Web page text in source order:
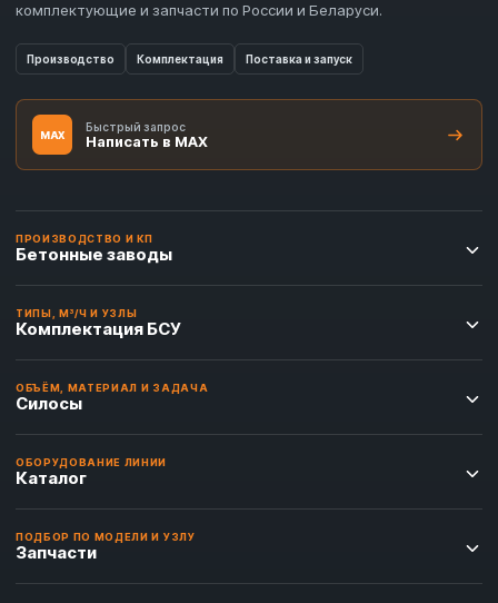
комплектующие и запчасти по России и Беларуси.
Производство Комплектация Поставка и запуск
MAX
Быстрый запрос
Написать в MAX
ПРОИЗВОДСТВО И КП
Бетонные заводы
ТИПЫ, М³/Ч И УЗЛЫ
Комплектация БСУ
ОБЪЁМ, МАТЕРИАЛ И ЗАДАЧА
Силосы
ОБОРУДОВАНИЕ ЛИНИИ
Каталог
ПОДБОР ПО МОДЕЛИ И УЗЛУ
Запчасти